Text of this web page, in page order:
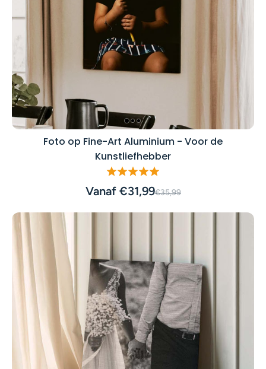
Foto op Fine-Art Aluminium - Voor de
Kunstliefhebber
Vanaf €31,99€35,99